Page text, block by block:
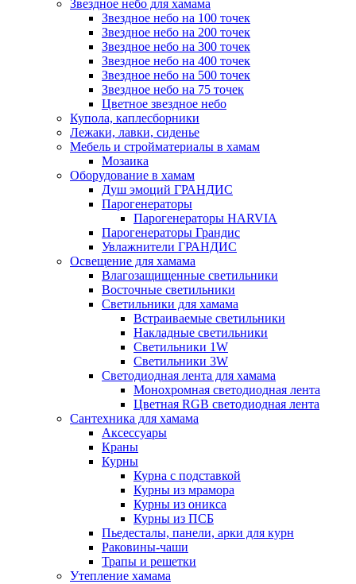
Звездное небо для хамама
Звездное небо на 100 точек
Звездное небо на 200 точек
Звездное небо на 300 точек
Звездное небо на 400 точек
Звездное небо на 500 точек
Звездное небо на 75 точек
Цветное звездное небо
Купола, каплесборники
Лежаки, лавки, сиденье
Мебель и стройматериалы в хамам
Мозаика
Оборудование в хамам
Душ эмоций ГРАНДИС
Парогенераторы
Парогенераторы HARVIA
Парогенераторы Грандис
Увлажнители ГРАНДИС
Освещение для хамама
Влагозащищенные светильники
Восточные светильники
Светильники для хамама
Встраиваемые светильники
Накладные светильники
Светильники 1W
Светильники 3W
Светодиодная лента для хамама
Монохромная светодиодная лента
Цветная RGB светодиодная лента
Сантехника для хамама
Аксессуары
Краны
Курны
Курна с подставкой
Курны из мрамора
Курны из оникса
Курны из ПСБ
Пьедесталы, панели, арки для курн
Раковины-чаши
Трапы и решетки
Утепление хамама